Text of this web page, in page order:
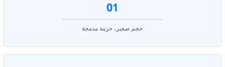
01
حجم صغير، حزمة مدمجة.